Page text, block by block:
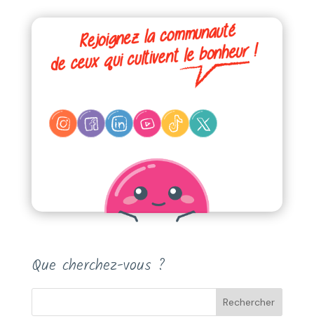
Que cherchez-vous ?